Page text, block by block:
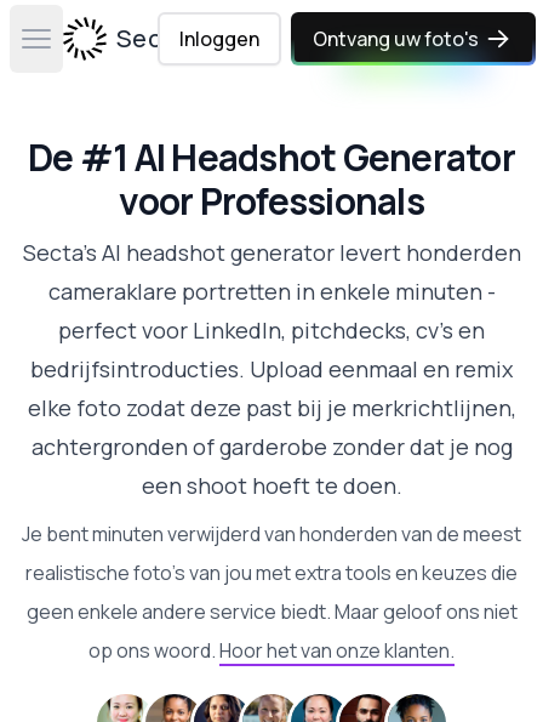
Open main menuSecta Labs
Inloggen Ontvang uw foto's
De #1 AI Headshot Generator
voor Professionals
Secta's AI headshot generator levert honderden
cameraklare portretten in enkele minuten -
perfect voor LinkedIn, pitchdecks, cv's en
bedrijfsintroducties. Upload eenmaal en remix
elke foto zodat deze past bij je merkrichtlijnen,
achtergronden of garderobe zonder dat je nog
een shoot hoeft te doen.
Je bent minuten verwijderd van honderden van de meest
realistische foto's van jou met extra tools en keuzes die
geen enkele andere service biedt. Maar geloof ons niet
op ons woord.Hoor het van onze klanten.